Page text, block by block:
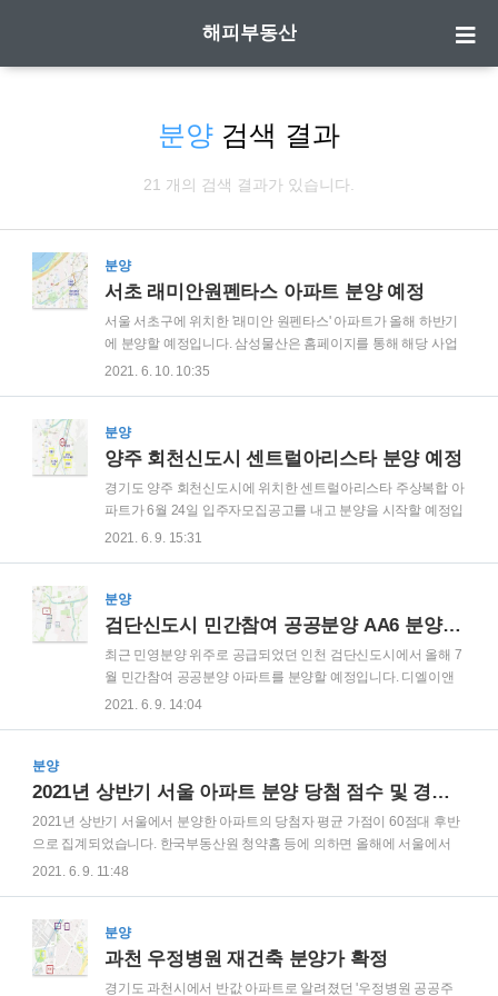
해피부동산
분양 검색 결과
21 개의 검색 결과가 있습니다.
분양
서초 래미안원펜타스 아파트 분양 예정
서울 서초구에 위치한 '래미안 원펜타스' 아파트가 올해 하반기
에 분양할 예정입니다. 삼성물산은 홈페이지를 통해 해당 사업
지에 대한 분양일정과 주택형 타입별 일반분양 세대 수 등을 공
모: 총 6개당(지하 4층 ~ 최고 35층) 일반분양 주택형(전용면적):
59㎡ (8세대), 84㎡ (216세대), 107㎡ (17세대), 137㎡ (12세
기: 2023.11 청약가점제 100%를 적용하는 전용면적 85㎡이하
224 세대와 추첨제 50%로 당첨자를 선정하는 전용 85㎡ 초과
(107㎡~191㎡) 39세대가 예정되어 있..
2021. 6. 10. 10:35
분양
양주 회천신도시 센트럴아리스타 분양 예정
경기도 양주 회천신도시에 위치한 센트럴아리스타 주상복합 아
파트가 6월 24일 입주자모집공고를 내고 분양을 시작할 예정입
니다. 현재 양주 회천신도시 센트럴아리스타는 기관추천 특별
청약: 2021.07.05 08:00~17:00 특별공급 견본주택: 2021.07.05
10:00~14:00 당첨자 및 동 호수 발표일: 2021.07.13 양주 회천
상업용지(E6-2-1, 2BL) 분양 세대수: 전용면적 84㎡ 타입 97세
대 일반 분양 입지는 다음과 같습니다. 회천신도시 센트럴아르
스타는 지하철 1호선 덕계역이 도보 1~..
2021. 6. 9. 15:31
분양
검단신도시 민간참여 공공분양 AA6 분양일정 공개
최근 민영분양 위주로 공급되었던 인천 검단신도시에서 올해 7
월 민간참여 공공분양 아파트를 분양할 예정입니다. 디엘이앤
씨는 'e편한세상' 홈페이지를 통해서 해당 사업지 AA6블록의 분
근에 예정지인 검단1고등학교, 검단1중학교, 검단1초등학교,
바로 위쪽으로는 기존에 있던 원당지구가 존재하여 입주 초기
에도 주변 인프라를 이용할 수 있는 장점이 있습니다. 그리고 신
설역인 101역이 도보 약 15분 거리에 위치하고 있습니다. 주변
아파트 경쟁률 올해 분양..
2021. 6. 9. 14:04
분양
2021년 상반기 서울 아파트 분양 당첨 점수 및 경쟁률
2021년 상반기 서울에서 분양한 아파트의 당첨자 평균 가점이 60점대 후반
으로 집계되었습니다. 한국부동산원 청약홈 등에 의하면 올해에 서울에서
분양한 단지 여섯 곳(전용면적 85㎡이하) 당첨자 평균 가점이 67.17점으로
491가구 모집 73,769명 접수 평균 경쟁률 150대 1 84A 타입(96가구): 최저
74점, 최고 82점, 평균 74.83점 자양하늘채 베르 경쟁률 및 점수 일반공급 1
순위 27가구 모집 9,919명 접수 평균 경쟁률 367대 1 주택형(세대수) 지역
2021. 6. 9. 11:48
분양
과천 우정병원 재건축 분양가 확정
경기도 과천시에서 반값 아파트로 알려졌던 '우정병원 공공주